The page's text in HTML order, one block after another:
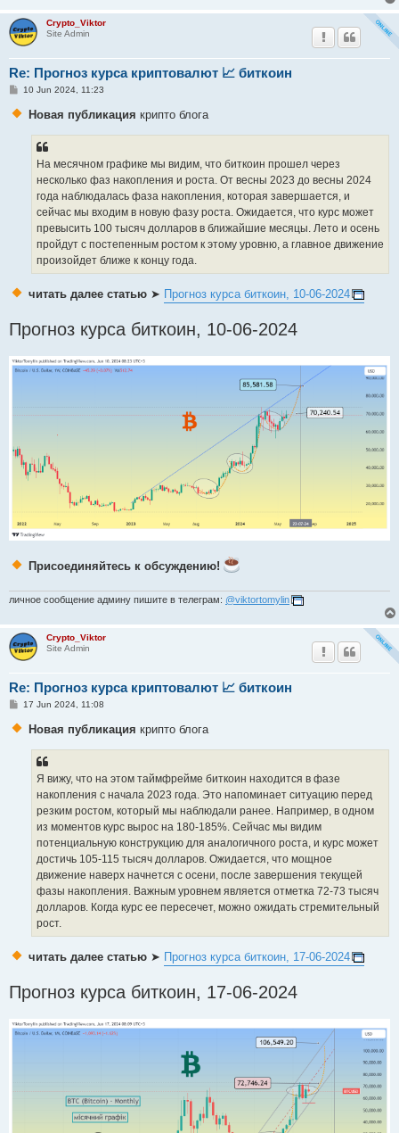
Crypto_Viktor
Site Admin
Re: Прогноз курса криптовалют 📈 биткоин
P
s
10 Jun 2024, 11:23
Новая публикация крипто блога
На месячном графике мы видим, что биткоин прошел через
несколько фаз накопления и роста. От весны 2023 до весны 2024
года наблюдалась фаза накопления, которая завершается, и
сейчас мы входим в новую фазу роста. Ожидается, что курс может
превысить 100 тысяч долларов в ближайшие месяцы. Лето и осень
пройдут с постепенным ростом к этому уровню, а главное движение
произойдет ближе к концу года.
читать далее статью ➤ Прогноз курса биткоин, 10-06-2024
Прогноз курса биткоин, 10-06-2024
Присоединяйтесь к обсуждению!
личное сообщение админу пишите в телеграм: @viktortomylin
Crypto_Viktor
Site Admin
Re: Прогноз курса криптовалют 📈 биткоин
P
s
17 Jun 2024, 11:08
Новая публикация крипто блога
Я вижу, что на этом таймфрейме биткоин находится в фазе
накопления с начала 2023 года. Это напоминает ситуацию перед
резким ростом, который мы наблюдали ранее. Например, в одном
из моментов курс вырос на 180-185%. Сейчас мы видим
потенциальную конструкцию для аналогичного роста, и курс может
достичь 105-115 тысяч долларов. Ожидается, что мощное
движение наверх начнется с осени, после завершения текущей
фазы накопления. Важным уровнем является отметка 72-73 тысяч
долларов. Когда курс ее пересечет, можно ожидать стремительный
рост.
читать далее статью ➤ Прогноз курса биткоин, 17-06-2024
Прогноз курса биткоин, 17-06-2024